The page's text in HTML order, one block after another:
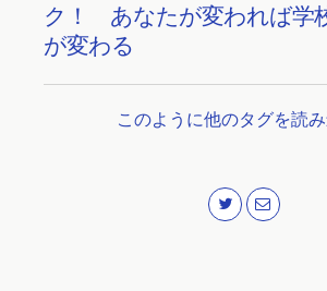
ク！ あなたが変われば学
が変わる
このように他のタグを読